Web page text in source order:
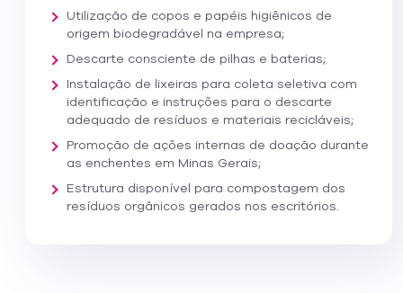
Utilização de copos e papéis higiênicos de
origem biodegradável na empresa;
Descarte consciente de pilhas e baterias;
Instalação de lixeiras para coleta seletiva com
identificação e instruções para o descarte
adequado de resíduos e materiais recicláveis;
Promoção de ações internas de doação durante
as enchentes em Minas Gerais;
Estrutura disponível para compostagem dos
resíduos orgânicos gerados nos escritórios.